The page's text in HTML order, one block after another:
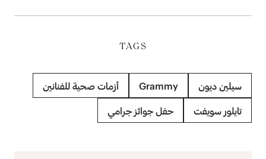
TAGS
سيلين ديون Grammy أزمات صحية للفنانين
تايلور سويفت حفل جوائز جرامي